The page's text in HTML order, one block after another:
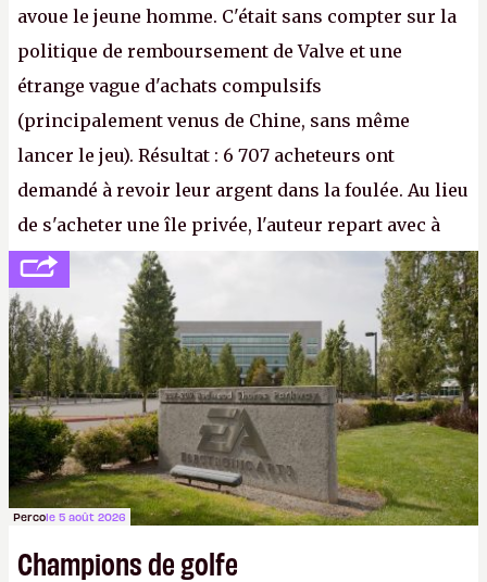
avoue le jeune homme. C'était sans compter sur la
politique de remboursement de Valve et une
étrange vague d'achats compulsifs
(principalement venus de Chine, sans même
lancer le jeu). Résultat : 6 707 acheteurs ont
demandé à revoir leur argent dans la foulée. Au lieu
de s'acheter une île privée, l'auteur repart avec à
peine 2 000 dollars en poche. C'est toujours plus
cher payé que le temps passé à dev, mais ça
apprendra aux petits malins qu'on ne braque pas
Gabe Newell aussi facilement.P.
Percole 5 août 2026
Champions de golfe